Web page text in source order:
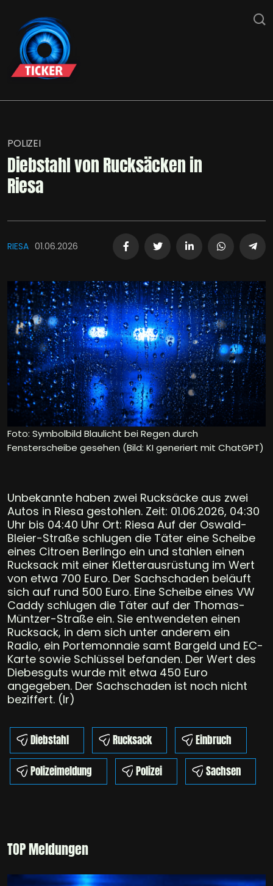
POLIZEI
Diebstahl von Rucksäcken in
Riesa
RIESA 01.06.2026
Foto: Symbolbild Blaulicht bei Regen durch
Fensterscheibe gesehen (Bild: KI generiert mit ChatGPT)
Unbekannte haben zwei Rucksäcke aus zwei
Autos in Riesa gestohlen. Zeit: 01.06.2026, 04:30
Uhr bis 04:40 Uhr Ort: Riesa Auf der Oswald-
Bleier-Straße schlugen die Täter eine Scheibe
eines Citroen Berlingo ein und stahlen einen
Rucksack mit einer Kletterausrüstung im Wert
von etwa 700 Euro. Der Sachschaden beläuft
sich auf rund 500 Euro. Eine Scheibe eines VW
Caddy schlugen die Täter auf der Thomas-
Müntzer-Straße ein. Sie entwendeten einen
Rucksack, in dem sich unter anderem ein
Radio, ein Portemonnaie samt Bargeld und EC-
Karte sowie Schlüssel befanden. Der Wert des
Diebesguts wurde mit etwa 450 Euro
angegeben. Der Sachschaden ist noch nicht
beziffert. (lr)
Diebstahl Rucksack
Einbruch
Polizeimeldung
Polizei Sachsen
TOP Meldungen